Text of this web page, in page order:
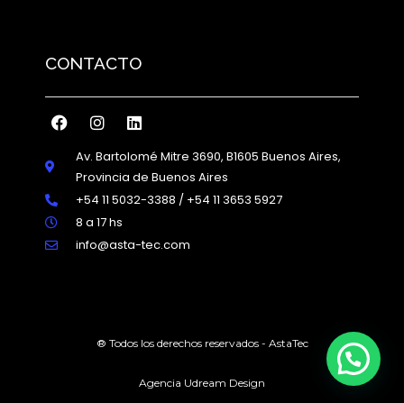
CONTACTO
Av. Bartolomé Mitre 3690, B1605 Buenos Aires,
Provincia de Buenos Aires
+54 11 5032-3388 / +54 11 3653 5927
8 a 17 hs
info@asta-tec.com
® Todos los derechos reservados - AstaTec
Agencia Udream Design